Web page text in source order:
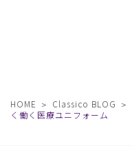
HOME Classico BLOG
く働く医療ユニフォーム